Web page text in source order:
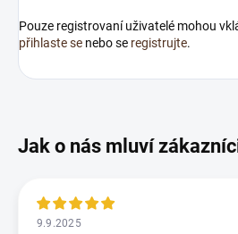
Pouze registrovaní uživatelé mohou
přihlaste se nebo se registrujte.
9.9.2025